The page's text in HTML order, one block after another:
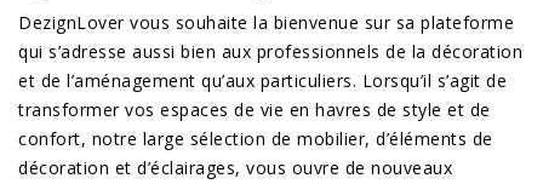
DezignLover vous souhaite la bienvenue sur sa plateforme
qui s’adresse aussi bien aux professionnels de la décoration
et de l’aménagement qu’aux particuliers. Lorsqu’il s’agit de
transformer vos espaces de vie en havres de style et de
confort, notre large sélection de mobilier, d’éléments de
décoration et d’éclairages, vous ouvre de nouveaux